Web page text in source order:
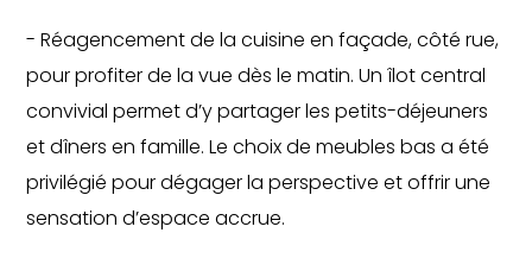
- Réagencement de la cuisine en façade, côté rue,
pour profiter de la vue dès le matin. Un îlot central
convivial permet d’y partager les petits-déjeuners
et dîners en famille. Le choix de meubles bas a été
privilégié pour dégager la perspective et offrir une
sensation d’espace accrue.